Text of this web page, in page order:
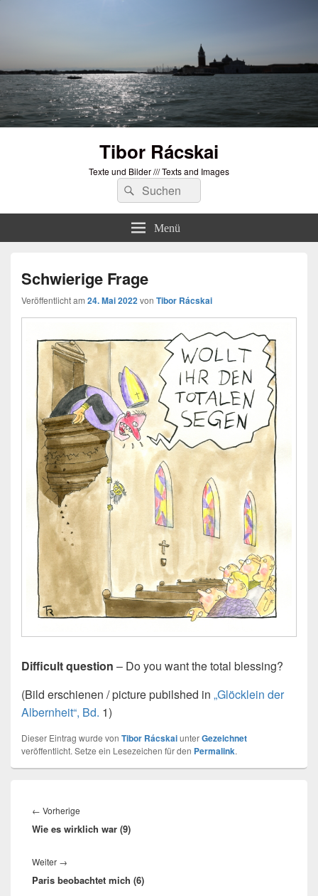
Tibor Rácskai
Texte und Bilder /// Texts and Images
Suchen
nach:
Suchen
Menü
Schwierige Frage
Veröffentlicht am 24. Mai 2022von Tibor Rácskai
Difficult question – Do you want the total blessing?
(Bild erschienen / picture pubilshed in „Glöcklein der
Albernheit“, Bd. 1)
Dieser Eintrag wurde von Tibor RácskaiunterGezeichnet
veröffentlicht. Setze ein Lesezeichen für den Permalink.
← Vorherige
Beitrag:
Wie es wirklich war (9)
Weiter →
Beitrag:
Paris beobachtet mich (6)